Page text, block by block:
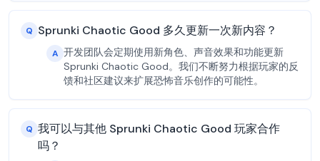
Q Sprunki Chaotic Good 多久更新一次新内容？
A 开发团队会定期使用新角色、声音效果和功能更新
Sprunki Chaotic Good。我们不断努力根据玩家的反
馈和社区建议来扩展恐怖音乐创作的可能性。
Q 我可以与其他 Sprunki Chaotic Good 玩家合作
吗？